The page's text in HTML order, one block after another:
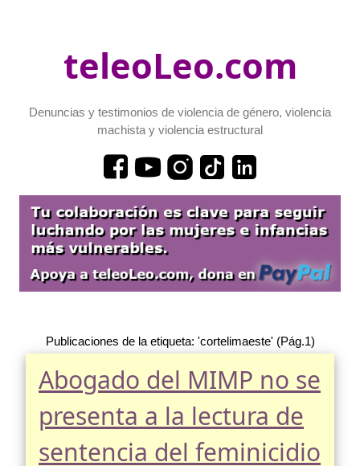
teleoLeo.com
Denuncias y testimonios de violencia de género, violencia
machista y violencia estructural
Publicaciones de la etiqueta: 'cortelimaeste' (Pág.1)
Abogado del MIMP no se
presenta a la lectura de
sentencia del feminicidio